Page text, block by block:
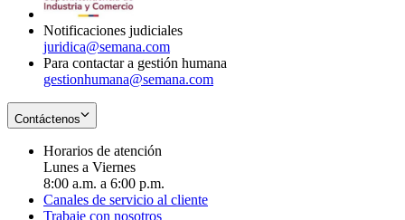
Notificaciones judiciales
juridica@semana.com
Para contactar a gestión humana
gestionhumana@semana.com
Contáctenos
Horarios de atención
Lunes a Viernes
8:00 a.m. a 6:00 p.m.
Canales de servicio al cliente
Trabaje con nosotros